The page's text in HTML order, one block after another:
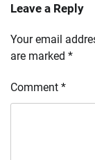
Leave a Reply
Your email
are marked *
Comment *